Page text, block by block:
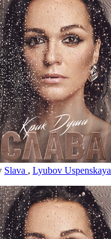
Slava , Lyubov Uspenskaya